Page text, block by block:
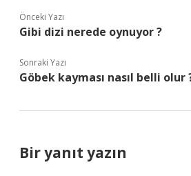
Önceki Yazı
Gibi dizi nerede oynuyor ?
Sonraki Yazı
Göbek kayması nasıl belli olur
Bir yanıt yazın